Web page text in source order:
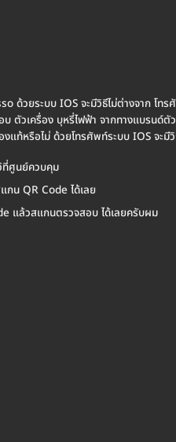
ด้วยระบบ IOS จะมีวิธีไม่ต่างจาก โ
ตัวเครื่อง บุหรี่ไฟฟ้า จากทางแบรนด์ตั
หรือไม่ ด้วยโทรศัพท์ระบบ IOS จะมีวิ
ที่ศูนย์ควบคุม
กน QR Code ได้เลย
แล้วสแกนตรวจสอบ ได้เลยครับผม